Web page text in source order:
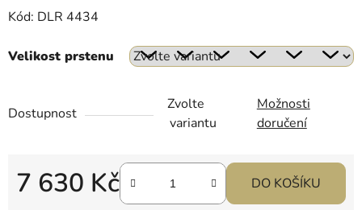
Kód: DLR 4434
Velikost prstenu
Dostupnost
Zvolte
variantu
Možnosti
doručení
7 630 Kč DO KOŠÍKU